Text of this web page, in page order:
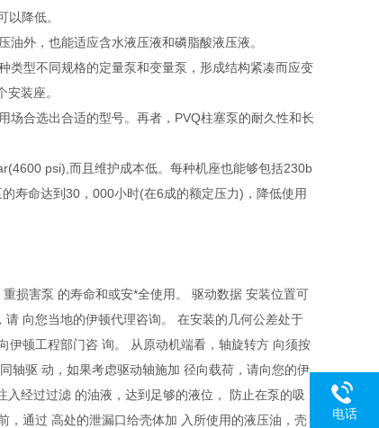
降低。
外，也能适应含水液压液和磷脂酸液压液。
类型不同规格的定量泵和变量泵，形成结构紧凑而应变
装座。
场合选出合适的型号。再者，PVQ柱塞泵的耐久性和长
psi),而且维护成本低。每种机座也能够包括230b
寿命达到30，000小时(在6成的额定压力)，降低使用
损害泵 的寿命和或安*全使用。 驱动数据 安装位置可
向您当地的伊顿代理咨询。 在安装的几何公差处于
伊顿工程部门咨 询。 从原动机端看，轴旋转方 向须按
轴驱 动，如果考虑驱动轴施加 径向载荷，请向您的伊
经过过滤 的油液，达到足够的液位， 防止在泵的吸
，通过 高处的泄漏口给壳体加 入所使用的液压油，壳
电话